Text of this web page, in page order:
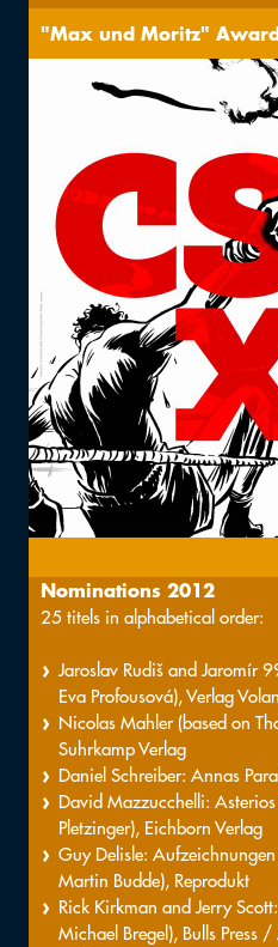
"Max und Moritz"
Nominations 2012
25 titels in alphabetical order:
Jaroslav Rudiš and Jaromír
Eva Profousová), Verlag
Nicolas Mahler (based on
Suhrkamp Verlag
Daniel Schreiber: Annas
David Mazzucchelli:
Pletzinger), Eichborn Verlag
Guy Delisle:
Martin Budde), Reprodukt
Rick Kirkman and Jerry
Michael Bregel), Bulls Press